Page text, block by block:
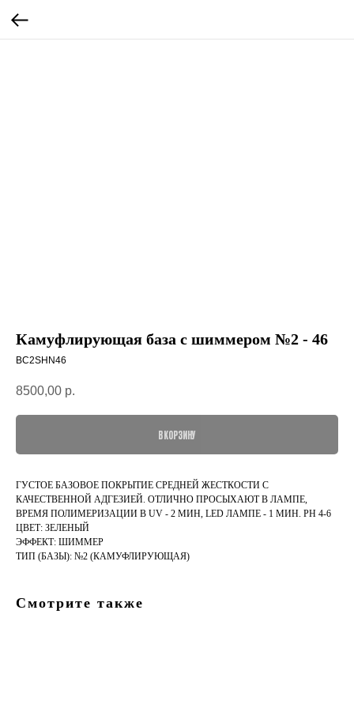
Камуфлирующая база с шиммером №2 - 46
BC2SHN46
8500,00 р.
В КОРЗИНУ
ГУСТОЕ БАЗОВОЕ ПОКРЫТИЕ СРЕДНЕЙ ЖЕСТКОСТИ С
КАЧЕСТВЕННОЙ АДГЕЗИЕЙ. ОТЛИЧНО ПРОСЫХАЮТ В ЛАМПЕ,
ВРЕМЯ ПОЛИМЕРИЗАЦИИ В UV - 2 МИН, LED ЛАМПЕ - 1 МИН. PH 4-6
ЦВЕТ: ЗЕЛЕНЫЙ
ЭФФЕКТ: ШИММЕР
ТИП (БАЗЫ): №2 (КАМУФЛИРУЮЩАЯ)
Смотрите также